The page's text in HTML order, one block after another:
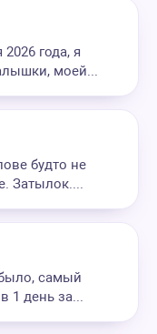
года, я
моей...
будто не
Затылок....
самый
1 день за...